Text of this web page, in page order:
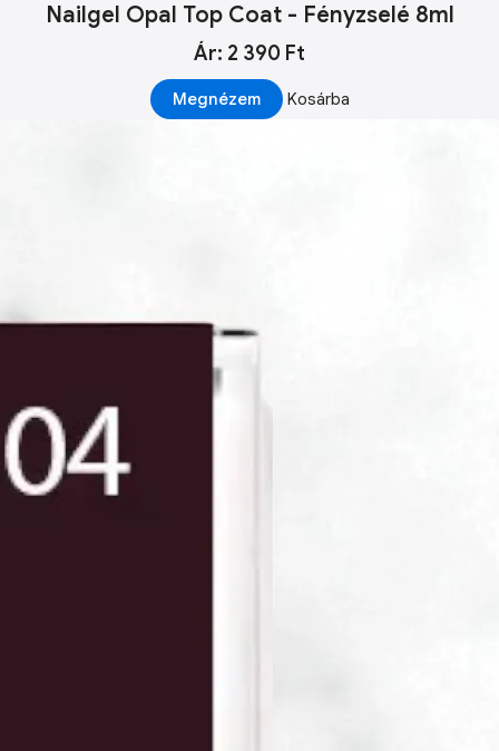
Nailgel Opal Top Coat - Fényzselé 8ml
Ár: 2 390 Ft
Megnézem Kosárba